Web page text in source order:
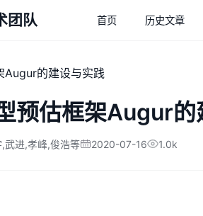
团队 首页 历史文章
预估框架Augur的
武进,孝峰,俊浩等 2020-07-16 1.0k